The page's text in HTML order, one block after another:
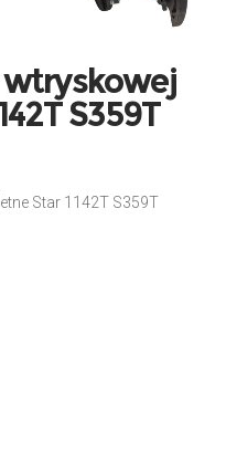
wtryskowej
S359T
Star 1142T S359T